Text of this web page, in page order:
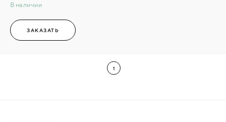
В наличии
ЗАКАЗАТЬ
1